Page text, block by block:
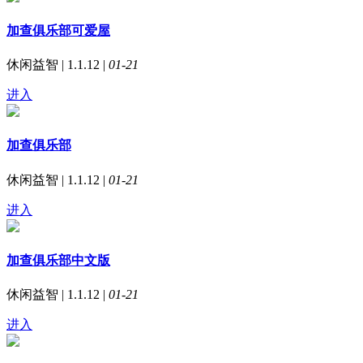
加查俱乐部可爱屋
休闲益智 | 1.1.12 | 01-21
进入
加查俱乐部
休闲益智 | 1.1.12 | 01-21
进入
加查俱乐部中文版
休闲益智 | 1.1.12 | 01-21
进入